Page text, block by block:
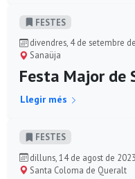
FESTES
divendres, 4 de setembre
Sanaüja
Festa Major de
Llegir més
FESTES
dilluns, 14 de agost de 2023
Santa Coloma de Queralt